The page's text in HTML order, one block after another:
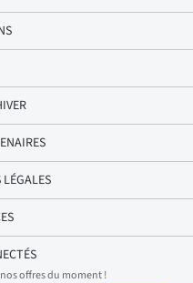
offres du moment !